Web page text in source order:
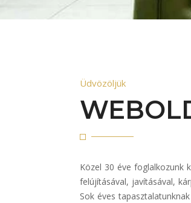
Üdvözöljük
Közel 30 éve foglalkozunk
felújításával, javításával,
Sok éves